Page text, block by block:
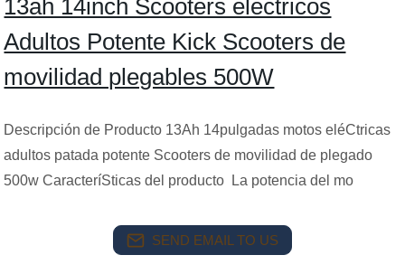
13ah 14inch Scooters eléctricos
Adultos Potente Kick Scooters de
movilidad plegables 500W
Descripción de Producto 13Ah 14pulgadas motos eléCtricas
adultos patada potente Scooters de movilidad de plegado
500w CaracteríSticas del producto La potencia del mo
SEND EMAIL TO US